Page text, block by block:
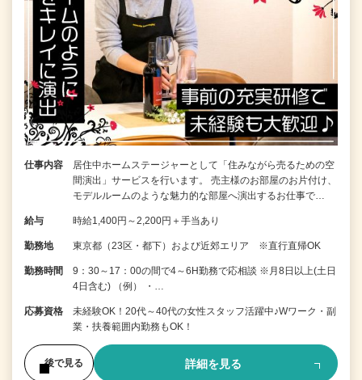
仕事内容
居住中ホームステージャーとして「住みながら売るための空
間演出」サービスを行います。 売主様のお部屋のお片付け、
モデルルームのような魅力的な部屋へ演出するお仕事で…
給与 時給1,400円～2,200円＋手当あり
勤務地 東京都（23区・都下）および近郊エリア ※直行直帰OK
勤務時間
9：30～17：00の間で4～6H勤務で応相談 ※月8日以上(土日
4日含む) （例） ・…
応募資格
未経験OK！20代～40代の女性スタッフ活躍中♪Wワーク・副
業・扶養範囲内勤務もOK！
後で見る 詳細を見る